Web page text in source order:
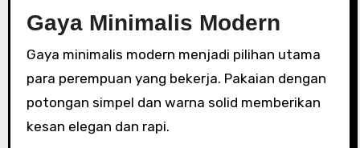
Gaya Minimalis Modern
Gaya minimalis modern menjadi pilihan utama
para perempuan yang bekerja. Pakaian dengan
potongan simpel dan warna solid memberikan
kesan elegan dan rapi.